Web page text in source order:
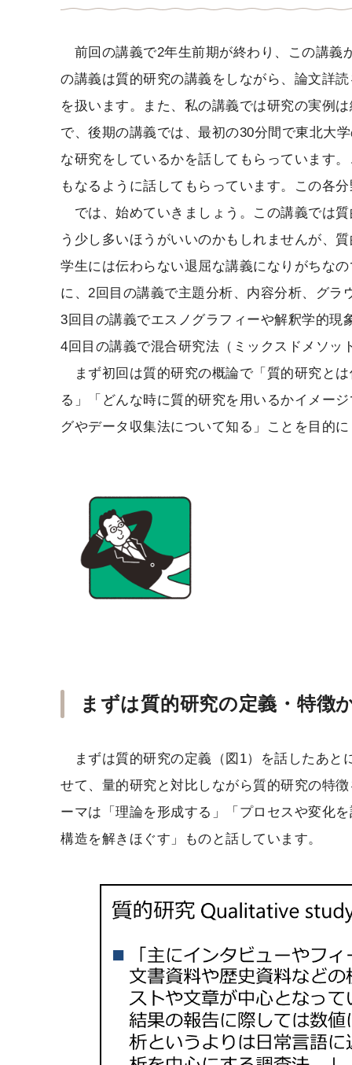
前回の講義で2年生前期が終わり、この講義
の講義は質的研究の講義をしながら、論文詳
を扱います。また、私の講義では研究の実例
で、後期の講義では、最初の30分間で東北大
な研究をしているかを話してもらっています
もなるように話してもらっています。この各
では、始めていきましょう。この講義では
う少し多いほうがいいのかもしれませんが、
学生には伝わらない退屈な講義になりがちな
に、2回目の講義で主題分析、内容分析、グ
3回目の講義でエスノグラフィーや解釈学的現
4回目の講義で混合研究法（ミックスドメソッ
まず初回は質的研究の概論で「質的研究と
る」「どんな時に質的研究を用いるかイメー
グやデータ収集法について知る」ことを目的
まずは質的研究の定義・特徴
まずは質的研究の定義（図1）を話したあと
せて、量的研究と対比しながら質的研究の特
ーマは「理論を形成する」「プロセスや変化
構造を解きほぐす」ものと話しています。